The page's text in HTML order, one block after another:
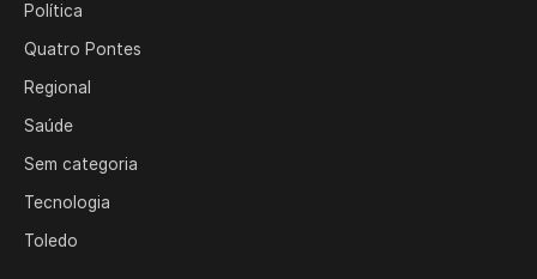
Política
Quatro Pontes
Regional
Saúde
Sem categoria
Tecnologia
Toledo